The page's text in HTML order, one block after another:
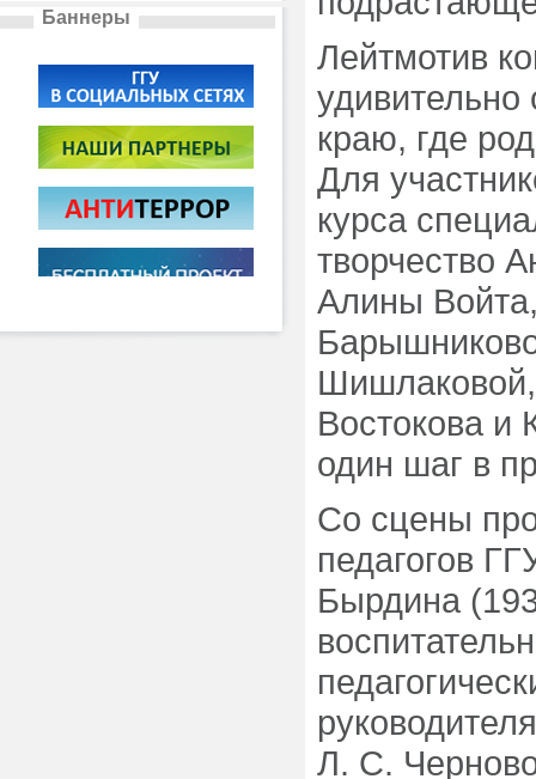
Баннеры
Лейтмотив
краю, где
Для
курса
творчество
Алины
Востокова и
один шаг в
Со сцены
педагогов
Бырдина
Л. С.